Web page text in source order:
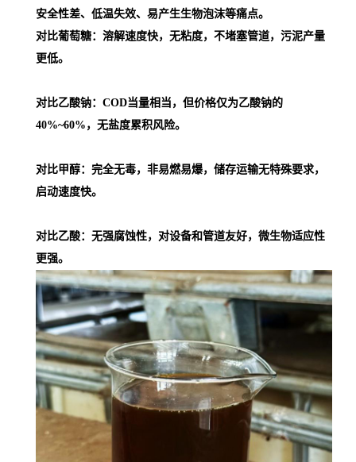
安全性差、低温失效、易产生生物泡沫等痛点。
对比葡萄糖：溶解速度快，无粘度，不堵塞管道，污泥产量
更低。
对比乙酸钠：COD当量相当，但价格仅为乙酸钠的
40%~60%，无盐度累积风险。
对比甲醇：完全无毒，非易燃易爆，储存运输无特殊要求，
启动速度快。
对比乙酸：无强腐蚀性，对设备和管道友好，微生物适应性
更强。